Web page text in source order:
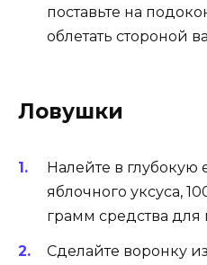
поставьте на
облетать стороной
Ловушки
Налейте в глубокую
яблочного уксуса,
грамм средства для
Сделайте воронку